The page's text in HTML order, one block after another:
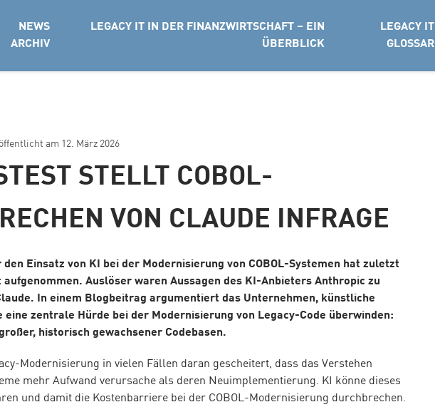
NEWS
ARCHIV
LEGACY IT IN DER FINANZWIRTSCHAFT – EIN
ÜBERBLICK
LEGACY IT
GLOSSAR
am 12. März 2026
STELLT COBOL-
VON CLAUDE INFRAGE
den Einsatz von KI bei der Modernisierung von COBOL-Systemen hat zuletzt
Auslöser waren Aussagen des KI-Anbieters Anthropic zu
In einem Blogbeitrag argumentiert das Unternehmen, künstliche
eine zentrale Hürde bei der Modernisierung von Legacy-Code überwinden:
historisch gewachsener Codebasen.
Modernisierung in vielen Fällen daran gescheitert, dass das Verstehen
mehr Aufwand verursache als deren Neuimplementierung. KI könne dieses
und damit die Kostenbarriere bei der COBOL-Modernisierung durchbrechen.